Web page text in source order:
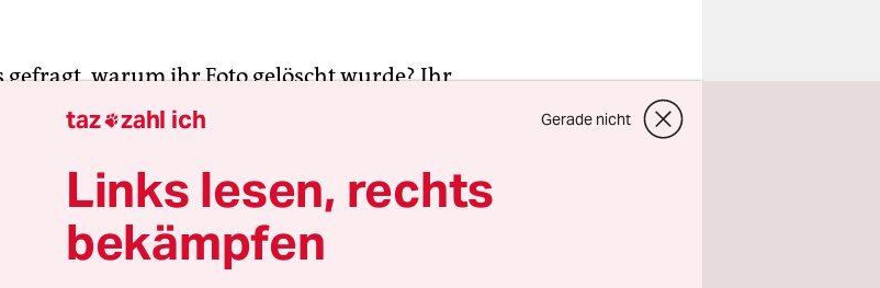
gefragt, warum ihr Foto gelöscht wurde? Ihr
gesperrt wurde, als Sie diesen Post likten? Die
hat Antworten. Auch wenn es keine
Löschen. Ignorieren. Löschen.
taz zahl ich Gerade nicht
Links lesen, rechts
bekämpfen